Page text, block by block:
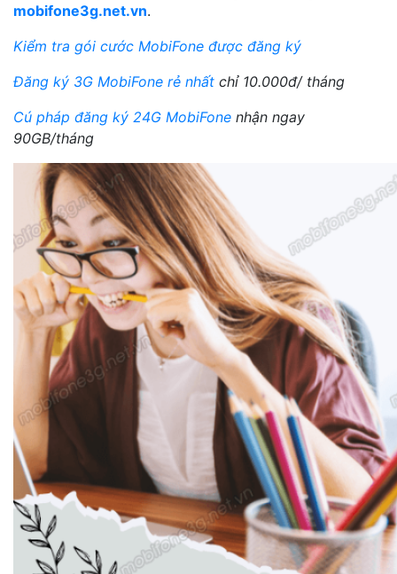
mobifone3g.net.vn.
Kiểm tra gói cước MobiFone được đăng ký
Đăng ký 3G MobiFone rẻ nhất chỉ 10.000đ/ tháng
Cú pháp đăng ký 24G MobiFone nhận ngay
90GB/tháng